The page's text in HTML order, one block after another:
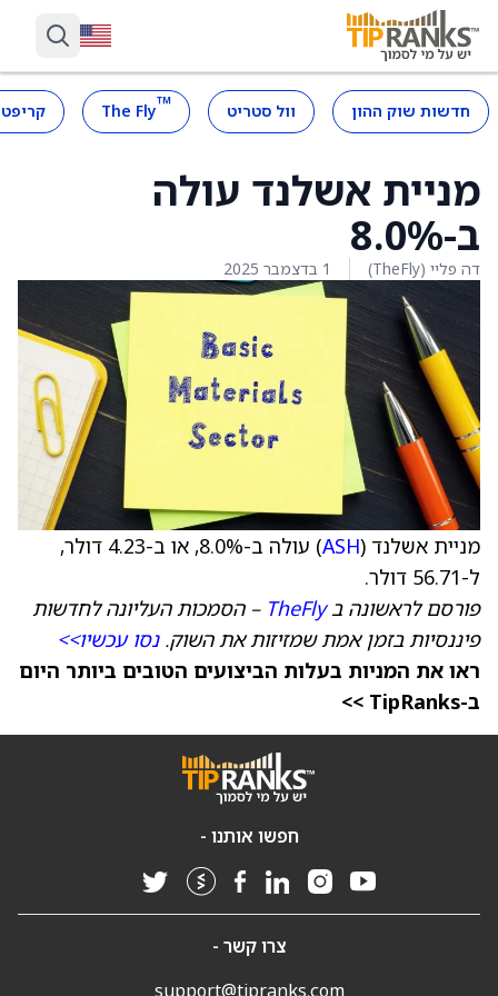
חדשות שוק ההון וול סטריט ™
The Fly
מניית אשלנד עולה
ב-8.0%
דה פליי (TheFly) 1 בדצמבר 2025
מניית אשלנד (ASH
) עולה ב-8.0%, או ב-4.23 דולר,
ל-56.71 דולר.
פורסם לראשונה בTheFly – הסמכות העליונה לחדשות
פיננסיות בזמן אמת שמזיזות את השוק.נסו עכשיו>>
ראו את המניות בעלות הביצועים הטובים ביותר היום
ב-TipRanks >>
חפשו אותנו -
צרו קשר -
support@tipranks.com